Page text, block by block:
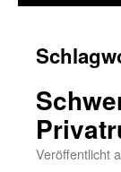
Veröffentlicht